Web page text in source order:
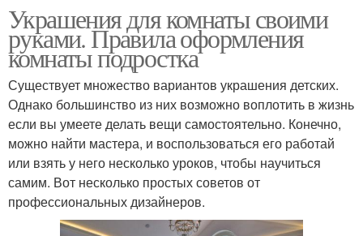
Украшения для комнаты своими
руками. Правила оформления
комнаты подростка
Существует множество вариантов украшения детских.
Однако большинство из них возможно воплотить в жизнь
если вы умеете делать вещи самостоятельно. Конечно,
можно найти мастера, и воспользоваться его работай
или взять у него несколько уроков, чтобы научиться
самим. Вот несколько простых советов от
профессиональных дизайнеров.